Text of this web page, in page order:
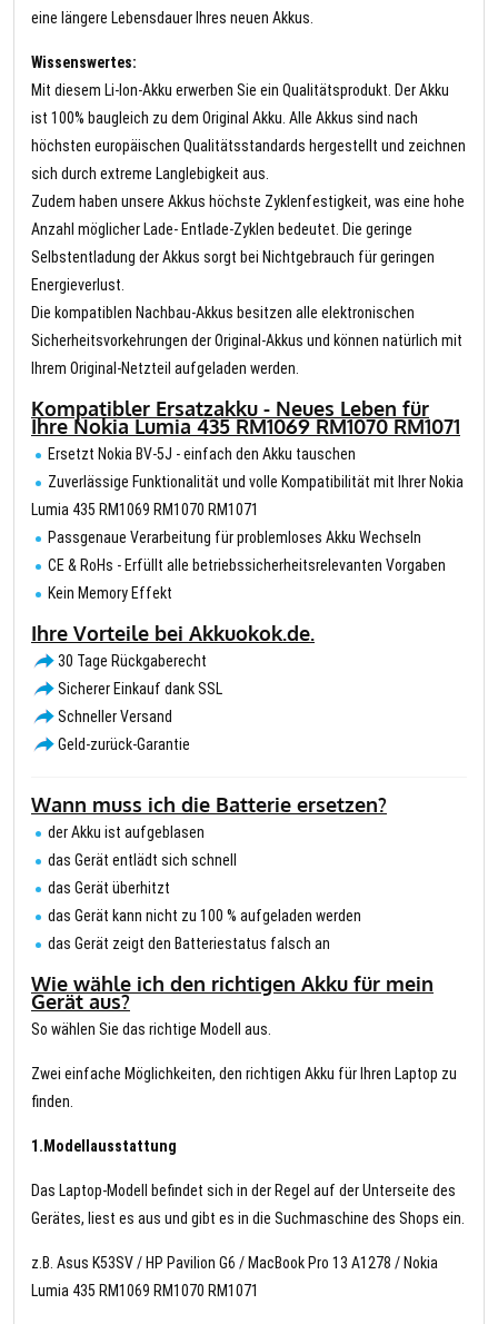
eine längere Lebensdauer Ihres neuen Akkus.
Wissenswertes:
Mit diesem Li-Ion-Akku erwerben Sie ein Qualitätsprodukt. Der Akku
ist 100% baugleich zu dem Original Akku. Alle Akkus sind nach
höchsten europäischen Qualitätsstandards hergestellt und zeichnen
sich durch extreme Langlebigkeit aus.
Zudem haben unsere Akkus höchste Zyklenfestigkeit, was eine hohe
Anzahl möglicher Lade- Entlade-Zyklen bedeutet. Die geringe
Selbstentladung der Akkus sorgt bei Nichtgebrauch für geringen
Energieverlust.
Die kompatiblen Nachbau-Akkus besitzen alle elektronischen
Sicherheitsvorkehrungen der Original-Akkus und können natürlich mit
Ihrem Original-Netzteil aufgeladen werden.
Kompatibler Ersatzakku - Neues Leben für
Ihre Nokia Lumia 435 RM1069 RM1070 RM1071
Ersetzt Nokia BV-5J - einfach den Akku tauschen
Zuverlässige Funktionalität und volle Kompatibilität mit Ihrer Nokia
Lumia 435 RM1069 RM1070 RM1071
Passgenaue Verarbeitung für problemloses Akku Wechseln
CE & RoHs - Erfüllt alle betriebssicherheitsrelevanten Vorgaben
Kein Memory Effekt
Ihre Vorteile bei Akkuokok.de.
30 Tage Rückgaberecht
Sicherer Einkauf dank SSL
Schneller Versand
Geld-zurück-Garantie
Wann muss ich die Batterie ersetzen?
der Akku ist aufgeblasen
das Gerät entlädt sich schnell
das Gerät überhitzt
das Gerät kann nicht zu 100 % aufgeladen werden
das Gerät zeigt den Batteriestatus falsch an
Wie wähle ich den richtigen Akku für mein
Gerät aus?
So wählen Sie das richtige Modell aus.
Zwei einfache Möglichkeiten, den richtigen Akku für Ihren Laptop zu
finden.
1.Modellausstattung
Das Laptop-Modell befindet sich in der Regel auf der Unterseite des
Gerätes, liest es aus und gibt es in die Suchmaschine des Shops ein.
z.B. Asus K53SV / HP Pavilion G6 / MacBook Pro 13 A1278 / Nokia
Lumia 435 RM1069 RM1070 RM1071